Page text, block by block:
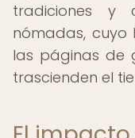
tradiciones y
nómadas,
las páginas de
trascienden el